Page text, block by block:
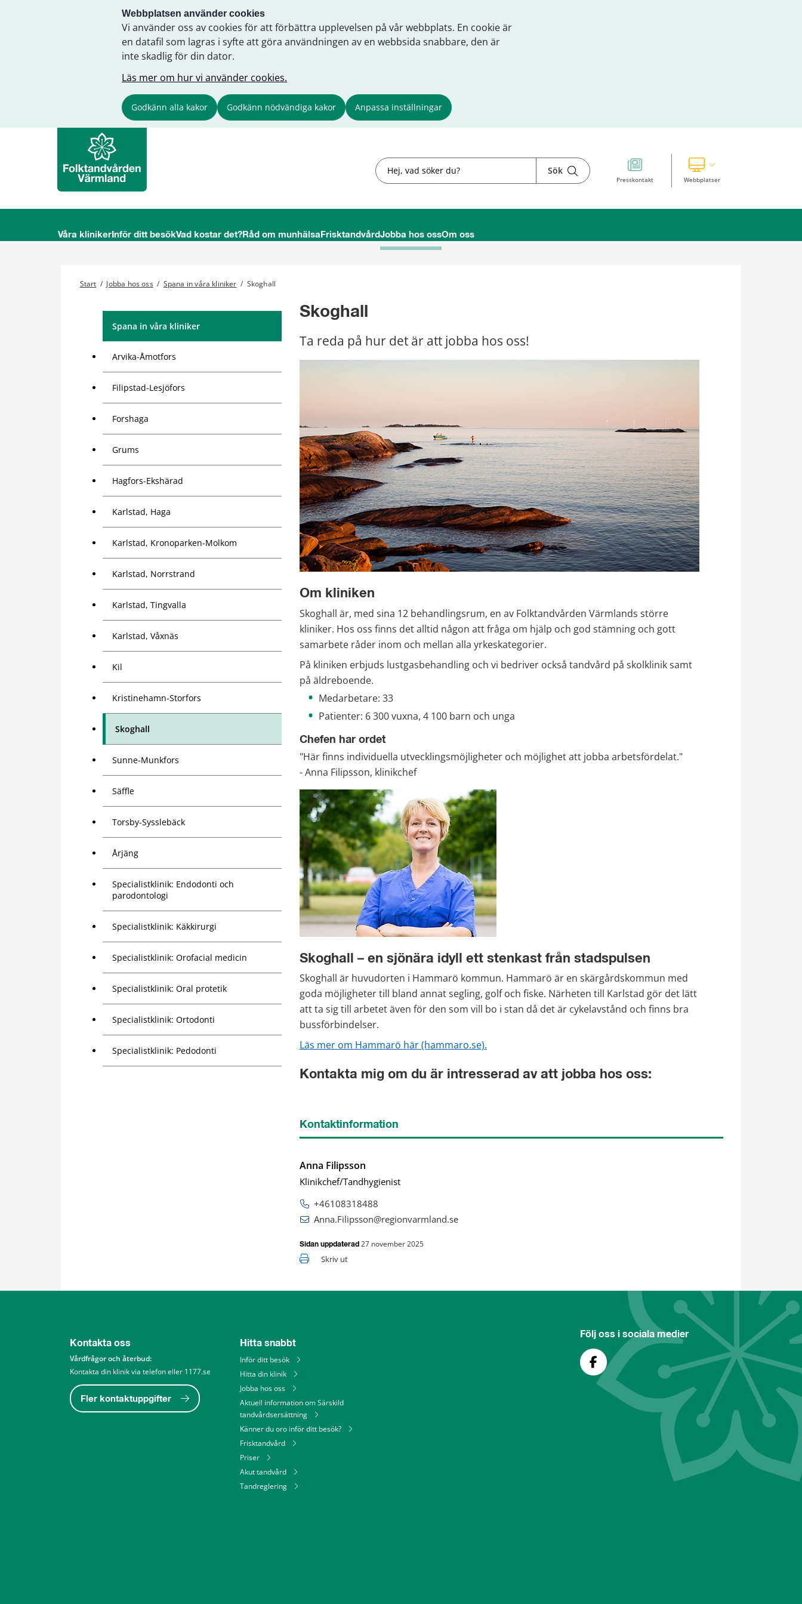
Webbplatsen använder cookies
Vi använder oss av cookies för att förbättra upplevelsen på vår webbplats. En cookie är
en datafil som lagras i syfte att göra användningen av en webbsida snabbare, den är
inte skadlig för din dator.
Läs mer om hur vi använder cookies.
Godkänn alla kakor Godkänn nödvändiga kakor Anpassa inställningar
Sök Sök
Presskontakt WebbplatserVisa våra andra webbplatser
Våra klinikerInför ditt besökVad kostar det?Råd om munhälsa FrisktandvårdJobba hos ossOm oss
Start / Jobba hos oss / Spana in våra kliniker / Skoghall
Spana in våra kliniker
Arvika-Åmotfors
Filipstad-Lesjöfors
Forshaga
Grums
Hagfors-Ekshärad
Karlstad, Haga
Karlstad, Kronoparken-Molkom
Karlstad, Norrstrand
Karlstad, Tingvalla
Karlstad, Våxnäs
Kil
Kristinehamn-Storfors
Skoghall
Sunne-Munkfors
Säffle
Torsby-Sysslebäck
Årjäng
Specialistklinik: Endodonti och
parodontologi
Specialistklinik: Käkkirurgi
Specialistklinik: Orofacial medicin
Specialistklinik: Oral protetik
Specialistklinik: Ortodonti
Specialistklinik: Pedodonti
Skoghall
Ta reda på hur det är att jobba hos oss!
Om kliniken
Skoghall är, med sina 12 behandlingsrum, en av Folktandvården Värmlands större
kliniker. Hos oss finns det alltid någon att fråga om hjälp och god stämning och gott
samarbete råder inom och mellan alla yrkeskategorier.
På kliniken erbjuds lustgasbehandling och vi bedriver också tandvård på skolklinik samt
på äldreboende.
Medarbetare: 33
Patienter: 6 300 vuxna, 4 100 barn och unga
Chefen har ordet
"Här finns individuella utvecklingsmöjligheter och möjlighet att jobba arbetsfördelat."
- Anna Filipsson, klinikchef
Skoghall – en sjönära idyll ett stenkast från stadspulsen
Skoghall är huvudorten i Hammarö kommun. Hammarö är en skärgårdskommun med
goda möjligheter till bland annat segling, golf och fiske. Närheten till Karlstad gör det lätt
att ta sig till arbetet även för den som vill bo i stan då det är cykelavstånd och finns bra
bussförbindelser.
Läs mer om Hammarö här (hammaro.se).
Kontakta mig om du är intresserad av att jobba hos oss:
Kontaktinformation
Anna Filipsson
Klinikchef/Tandhygienist
+46108318488
Anna.Filipsson@regionvarmland.se
Sidan uppdaterad 27 november 2025
Skriv ut
Kontakta oss
Vårdfrågor och återbud:
Kontakta din klinik via telefon eller 1177.se
Fler kontaktuppgifter
Hitta snabbt
Inför ditt besök
Hitta din klinik
Jobba hos oss
Aktuell information om Särskild
tandvårdsersättning
Känner du oro inför ditt besök?
Frisktandvård
Priser
Akut tandvård
Tandreglering
Följ oss i sociala medier